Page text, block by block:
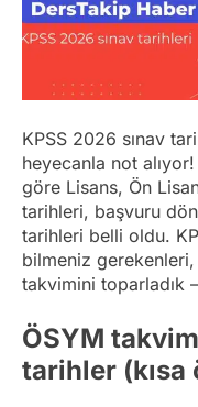
KPSS 2026 sınav
heyecanla not alıyor!
göre Lisans, Ön
tarihleri, başvuru
tarihleri belli oldu.
bilmeniz gerekenleri,
takvimini toparladık
ÖSYM
tarihler (kısa